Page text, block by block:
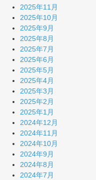
2025年11月
2025年10月
2025年9月
2025年8月
2025年7月
2025年6月
2025年5月
2025年4月
2025年3月
2025年2月
2025年1月
2024年12月
2024年11月
2024年10月
2024年9月
2024年8月
2024年7月